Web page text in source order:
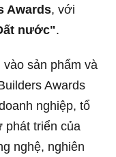
Awards, với
nước".
sản phẩm và
Awards
nghiệp, tổ
phát triển của
nghệ, nghiên